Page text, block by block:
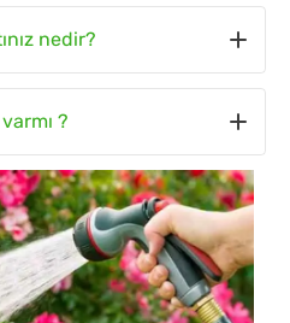
çevre iller istekler
nedir?
gübreleme için bizden
?
harici bizim belirlediğimiz
gübreleme hizmeti